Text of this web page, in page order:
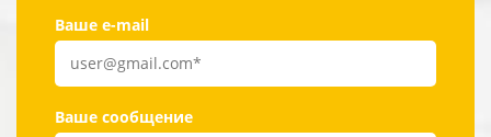
Ваше e-mail
Ваше сообщение